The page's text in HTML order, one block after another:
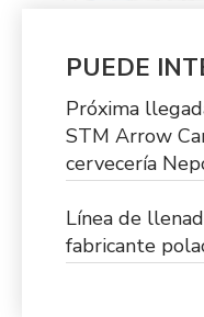
PUEDE
Próxima
STM Arrow
cervecería
Línea de
fabricante